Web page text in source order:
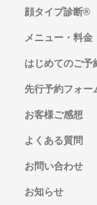
顔タイプ診断®︎
メニュー・料金
はじめてのご予
先行予約フォー
お客様ご感想
よくある質問
お問い合わせ
お知らせ